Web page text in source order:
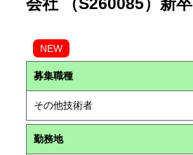
NEW
募集職種
その他技術者
勤務地